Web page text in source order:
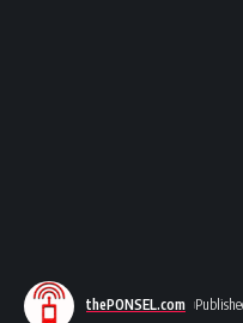
thePONSEL.com